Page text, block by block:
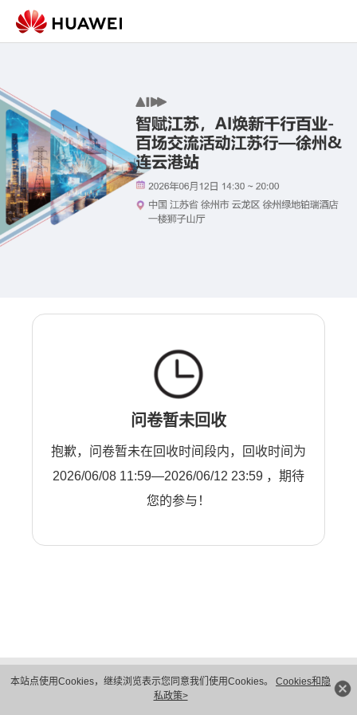
本站点使用Cookies，继续浏览表示您同意我们使用Cookies。 Cookies和隐
私政策>
问卷暂未回收
抱歉，问卷暂未在回收时间段内，回收时间为
2026/06/08 11:59—2026/06/12 23:59 ，期待
您的参与！
隐私保护
法律声明